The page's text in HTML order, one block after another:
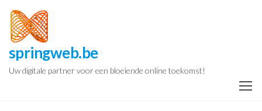
Spring
naar
de
inhoud
springweb.be
Uw digitale partner voor een bloeiende online toekomst!